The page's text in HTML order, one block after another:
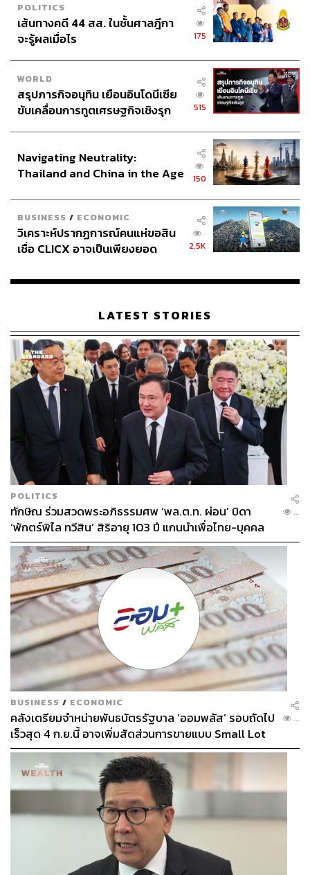
POLITICS
เส้นทางคดี 44 สส. ในชั้นศาลฎีกา
จะรู้ผลเมื่อไร
175
WORLD
สรุปภารกิจอนุทิน เยือนอินโดนีเซีย
ขับเคลื่อนการทูตเศรษฐกิจเชิงรุก
515
Navigating Neutrality:
Thailand and China in the Age
150
BUSINESS / ECONOMIC
วิเคราะห์ปรากฏการณ์คนแห่ขอสิน
เชื่อ CLICX อาจเป็นเพียงยอด
เรือนไทยที่ถูกซุกไว้
2.5K
LATEST STORIES
POLITICS
ทักษิณ ร่วมสวดพระอภิธรรมศพ ‘พล.ต.ท. ผ่อน’ บิดา
‘พักตร์พิไล ทวีสิน’ สิริอายุ 103 ปี แกนนำเพื่อไทย-บุคคล
หลากวงการร่วมอาลัย
...
BUSINESS / ECONOMIC
คลังเตรียมจำหน่ายพันธบัตรรัฐบาล ‘ออมพลัส’ รอบถัดไป
เร็วสุด 4 ก.ย.นี้ อาจเพิ่มสัดส่วนการขายแบบ Small Lot
First มากขึ้น
...